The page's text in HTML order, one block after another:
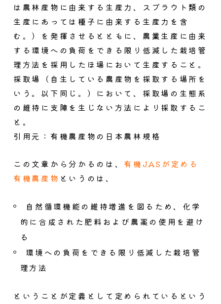
は農林産物に由来する生産力、スプラウト類の
生産にあっては種子に由来する生産力を含
む。）を発揮させるとともに、農業生産に由来
する環境への負荷をできる限り低減した栽培管
理方法を採用したほ場において生産すること。
採取場（自生している農産物を採取する場所を
いう。以下同じ。）において、採取場の生態系
の維持に支障を生じない方法により採取するこ
と。
引用元：有機農産物の日本農林規格
この文章から分かるのは、 有機JASが定める
有機農産物 というのは、
自然循環機能の維持増進を図るため、化学
的に合成された肥料および農薬の使用を避け
る
環境への負荷をできる限り低減した栽培管
理方法
ということが定義として定められているという